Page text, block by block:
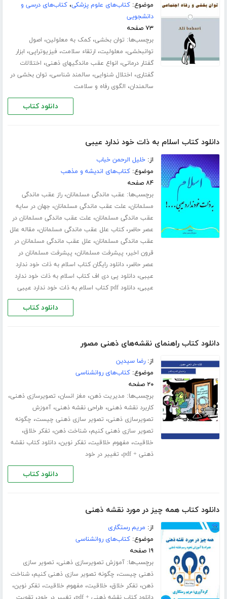
موضوع:کتاب‌های علوم پزشکی،کتاب‌های درسی و
دانشجویی
۷۳ صفحه
برچسب‌ها: توان بخشی،کمک به معلولین، اصول
توانبخشی، معلولیت، ارتقاء سلامت، فیزیوتراپی، ابزار
گفتار درمانی، انواع عقب ماندگیهای ذهنی، اختلالات
گفتاری، اختلال شنوایی، سالمند شناسی، توان بخشی در
سالمندان، الگوی رفاه و سلامت
دانلود کتاب
دانلود کتاب اسلام به ذات خود ندارد عیبی
از:خلیل الرحمن خباب
موضوع:کتاب‌های اندیشه و مذهب
۸۴ صفحه
برچسب‌ها: عقب ماندگی مسلمانان،راز عقب ماندگی
مسلمانان، علت عقب ماندگی مسلمانان، جهان در سایه
عقب ماندگی مسلمانان، علت عقب ماندگی مسلمانان در
عصر حاضر،کتاب علل عقب ماندگی مسلمانان، مقاله علل
عقب ماندگی مسلمانان، علل عقب ماندگی مسلمانان در
قرون اخیر، پیشرفت مسلمانان، پیشرفت مسلمانان در
عصر حاضر،دانلود رایگان کتاب اسلام به ذات خود ندارد
عیبی،دانلود پی دی اف کتاب اسلام به ذات خود ندارد
عیبی،دانلود pdf کتاب اسلام به ذات خود ندارد عیبی
دانلود کتاب
دانلود کتاب راهنمای نقشه‌های ذهنی مصور
از:رضا سیدین
موضوع:کتاب‌های روانشناسی
۲۰ صفحه
برچسب‌ها: مدیریت ذهن، مغز انسان، تصویرسازی ذهنی،
کاربرد نقشه ذهنی، طراحی نقشه ذهنی،آموزش
تصویرسازی ذهنی، تصویر سازی ذهنی چیست، چگونه
تصویر سازی ذهنی کنیم،شناخت ذهن، تفکر خلاق،
خلاقیت، مفهوم خلاقیت، تفکر نوین،دانلود کتاب نقشه
ذهنی + pdf
، تغییر در خود
دانلود کتاب
دانلود کتاب همه چیز در مورد نقشه ذهنی
از: مریم رستگاری
موضوع:کتاب‌های روانشناسی
۱۹ صفحه
برچسب‌ها:آموزش تصویرسازی ذهنی، تصویر سازی
ذهنی چیست، چگونه تصویر سازی ذهنی کنیم،شناخت
ذهن، تفکر خلاق، خلاقیت، مفهوم خلاقیت، تفکر نوین،